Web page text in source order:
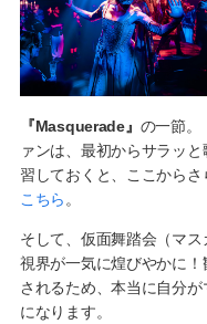
『Masquerade』 の一節。
ァンは、最初からサラッ
習しておくと、ここから
こちら 。
そして、仮面舞踏会（マス
視界が一気に煌びやかに
されるため、本当に自分
になります。